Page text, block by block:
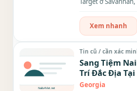
Xem nhanh
Tin cũ / cần xác
Sang Tiệm
Trí Đắc Địa
Georgia